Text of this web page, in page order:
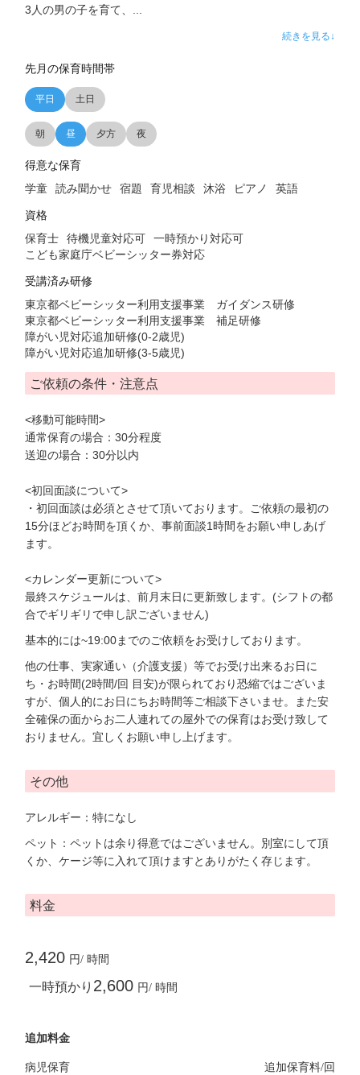
3人の男の子を育て、 ...
続きを見る↓
先月の保育時間帯
平日 土日
朝 昼 夕方 夜
得意な保育
学童 読み聞かせ 宿題 育児相談 沐浴 ピアノ 英語
資格
保育士 待機児童対応可
一時預かり対応可
こども家庭庁ベビーシッター券対応
受講済み研修
東京都ベビーシッター利用支援事業 ガイダンス研修
東京都ベビーシッター利用支援事業 補足研修
障がい児対応追加研修(0-2歳児)
障がい児対応追加研修(3-5歳児)
ご依頼の条件・注意点
<移動可能時間>
通常保育の場合：30分程度
送迎の場合：30分以内
<初回面談について>
・初回面談は必須とさせて頂いております。ご依頼の最初の
15分ほどお時間を頂くか、事前面談1時間をお願い申しあげ
ます。
<カレンダー更新について>
最終スケジュールは、前月末日に更新致します。(シフトの都
合でギリギリで申し訳ございません)
基本的には~19:00までのご依頼をお受けしております。
他の仕事、実家通い（介護支援）等でお受け出来るお日に
ち・お時間(2時間/回 目安)が限られており恐縮ではございま
すが、個人的にお日にちお時間等ご相談下さいませ。また安
全確保の面からお二人連れての屋外での保育はお受け致して
おりません。宜しくお願い申し上げます。
その他
アレルギー：特になし
ペット：ペットは余り得意ではございません。別室にして頂
くか、ケージ等に入れて頂けますとありがたく存じます。
料金
2,420 円/ 時間
一時預かり 2,600 円/ 時間
追加料金
病児保育 追加保育料/回